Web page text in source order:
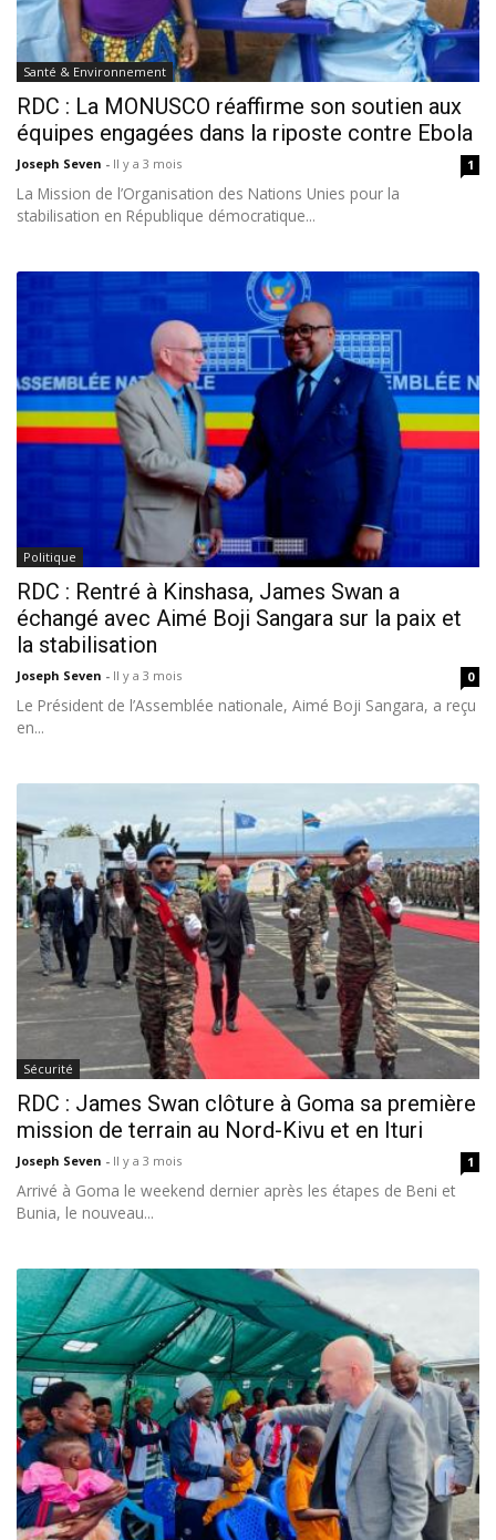
Santé & Environnement
RDC : La MONUSCO réaffirme son soutien aux
équipes engagées dans la riposte contre Ebola
Joseph Seven - Il y a 3 mois 1
La Mission de l’Organisation des Nations Unies pour la
stabilisation en République démocratique...
Politique
RDC : Rentré à Kinshasa, James Swan a
échangé avec Aimé Boji Sangara sur la paix et
la stabilisation
Joseph Seven - Il y a 3 mois 0
Le Président de l’Assemblée nationale, Aimé Boji Sangara, a reçu
en...
Sécurité
RDC : James Swan clôture à Goma sa première
mission de terrain au Nord-Kivu et en Ituri
Joseph Seven - Il y a 3 mois 1
Arrivé à Goma le weekend dernier après les étapes de Beni et
Bunia, le nouveau...